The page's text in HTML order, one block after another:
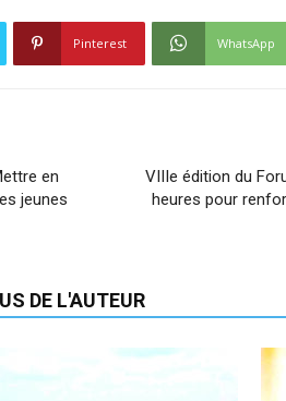
Pinterest WhatsApp
en
jeunes
VIIIe édition du
heures pour
DE L'AUTEUR